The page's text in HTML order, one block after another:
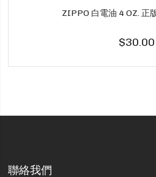
ZIPPO 白電油 4 OZ. 正
$30.00
聯絡我們